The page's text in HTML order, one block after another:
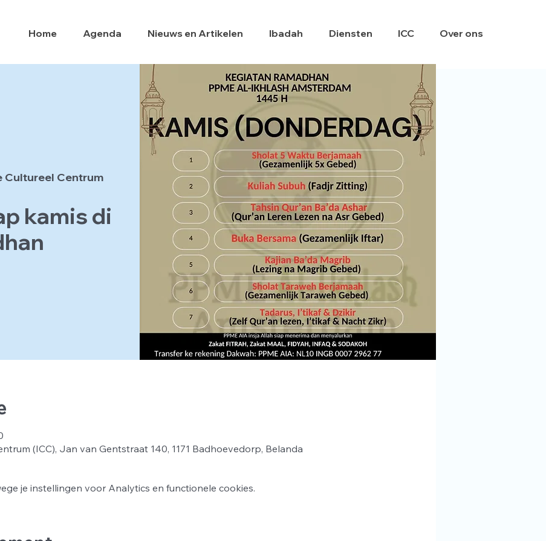
Home Agenda Nieuws en Artikelen Ibadah Diensten ICC Over ons
Cultureel Centrum
kamis di
(ICC), Jan van Gentstraat 140, 1171 Badhoevedorp, Belanda
je instellingen voor Analytics en functionele cookies.